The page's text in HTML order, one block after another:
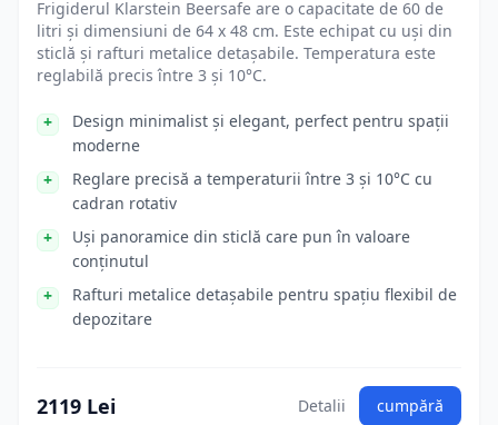
Frigiderul Klarstein Beersafe are o capacitate de 60 de
litri și dimensiuni de 64 x 48 cm. Este echipat cu uși din
sticlă și rafturi metalice detașabile. Temperatura este
reglabilă precis între 3 și 10°C.
Design minimalist și elegant, perfect pentru spații
moderne
Reglare precisă a temperaturii între 3 și 10°C cu
cadran rotativ
Uși panoramice din sticlă care pun în valoare
conținutul
Rafturi metalice detașabile pentru spațiu flexibil de
depozitare
2119 Lei Detalii cumpără